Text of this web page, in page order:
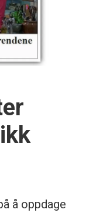
å oppdage